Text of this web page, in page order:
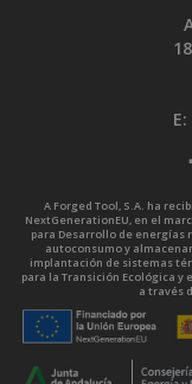
E:
A Forged Tool, S.A. ha
NextGenerationEU, en el
para Desarrollo de energías
autoconsumo y
implantación de sistemas
para la Transición Ecológica y
a través